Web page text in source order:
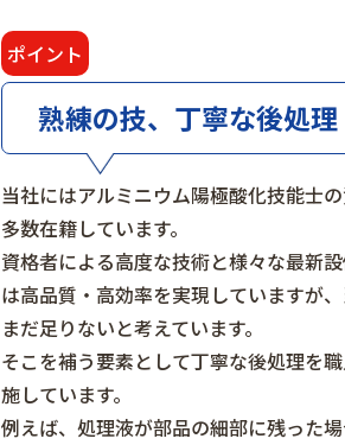
ポイント
熟練の技、丁寧な後処理
当社にはアルミニウム陽極酸化技能士
多数在籍しています。
資格者による高度な技術と様々な最新
は高品質・高効率を実現していますが
まだ足りないと考えています。
そこを補う要素として丁寧な後処理を
施しています。
例えば、処理液が部品の細部に残った